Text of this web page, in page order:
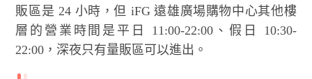
販區是 24 小時，但 iFG 遠雄廣場購物中心其他樓
層的營業時間是平日 11:00-22:00、假日 10:30-
22:00，深夜只有量販區可以進出。